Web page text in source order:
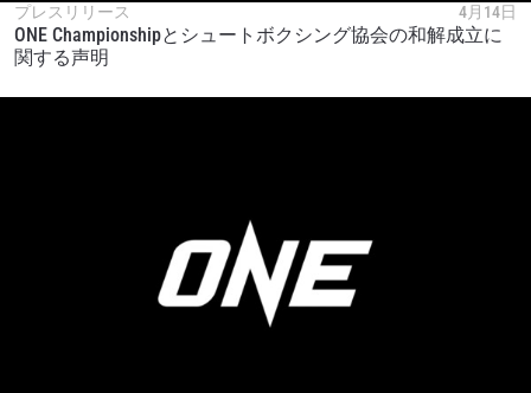
プレスリリース 4月14日
ONE Championshipとシュートボクシング協会の和解成立に
関する声明